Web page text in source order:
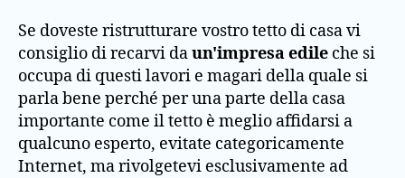
Se doveste ristrutturare vostro tetto di casa vi
consiglio di recarvi daun'impresa edile che si
occupa di questi lavori e magari della quale si
parla bene perché per una parte della casa
importante come il tetto è meglio affidarsi a
qualcuno esperto, evitate categoricamente
Internet, ma rivolgetevi esclusivamente ad